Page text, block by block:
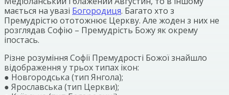
мається на увазі Богородиця. Багато хто з
Премудрістю ототожнює Церкву. Але жоден з них не
розглядав Софію – Премудрість Божу як окрему
іпостась.
Різне розуміння Софії Премудрості Божої знайшло
відображення у трьох типах ікон:
● Новгородська (тип Янгола);
● Ярославська (тип Церкви);